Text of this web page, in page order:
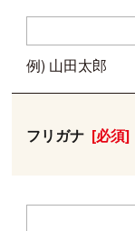
例) 山田太郎
フリガナ [必須]